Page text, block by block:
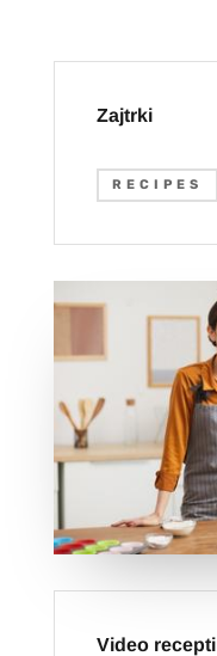
Zajtrki
RECIPES
Video recepti